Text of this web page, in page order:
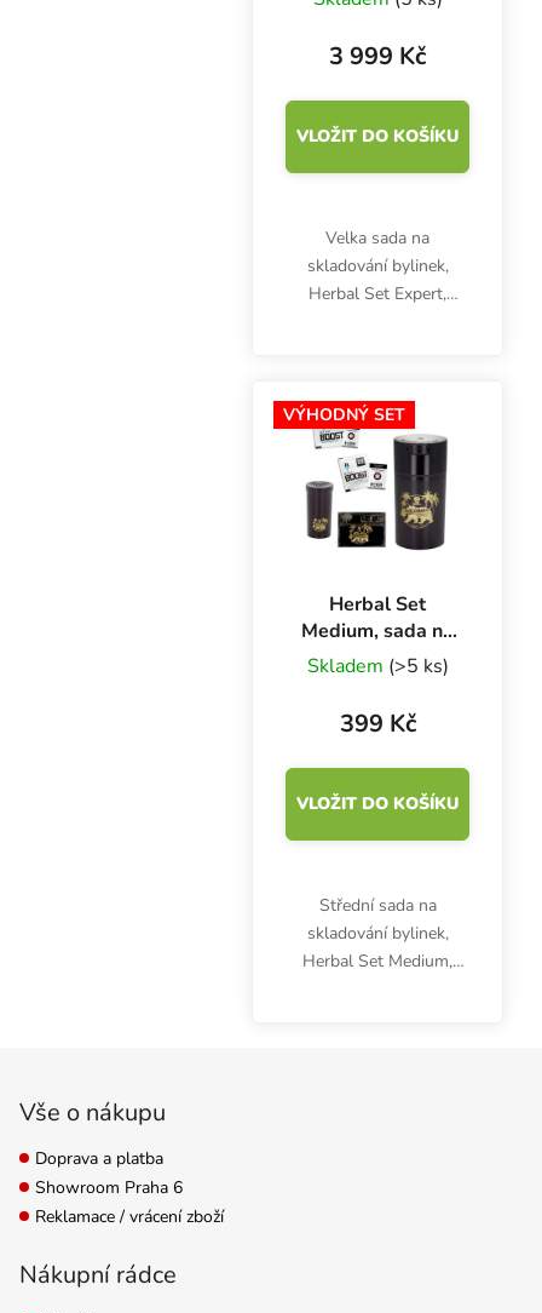
3 999 Kč
VLOŽIT DO KOŠÍKU
Velka sada na
skladování bylinek,
Herbal Set Expert,
dózu Qnubu California,
2x sáček Qnubu Press
To Open 7 g a 3.5 g,...
VÝHODNÝ SET
Herbal Set
Medium, sada na
skladování bylinek
Skladem (>5 ks)
399 Kč
VLOŽIT DO KOŠÍKU
Střední sada na
skladování bylinek,
Herbal Set Medium,
Vše o nákupu
Doprava a platba
Showroom Praha 6
Reklamace / vrácení zboží
Nákupní rádce